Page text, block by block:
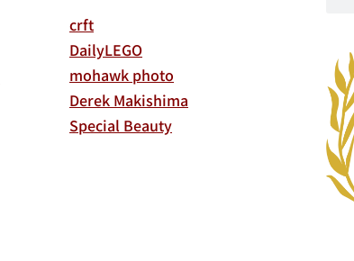
crft
DailyLEGO
mohawk photo
Derek Makishima
Special Beauty